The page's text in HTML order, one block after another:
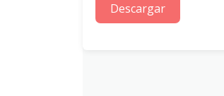
Descargar